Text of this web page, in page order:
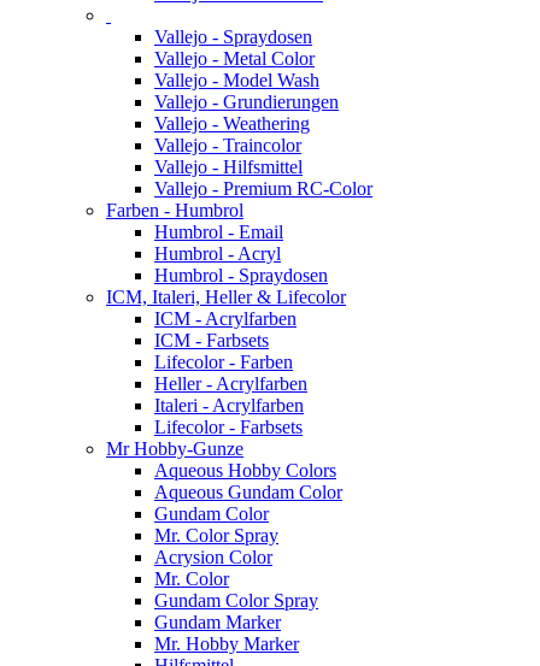
Vallejo - Spraydosen
Vallejo - Metal Color
Vallejo - Model Wash
Vallejo - Grundierungen
Vallejo - Weathering
Vallejo - Traincolor
Vallejo - Hilfsmittel
Vallejo - Premium RC-Color
Farben - Humbrol
Humbrol - Email
Humbrol - Acryl
Humbrol - Spraydosen
ICM, Italeri, Heller & Lifecolor
ICM - Acrylfarben
ICM - Farbsets
Lifecolor - Farben
Heller - Acrylfarben
Italeri - Acrylfarben
Lifecolor - Farbsets
Mr Hobby-Gunze
Aqueous Hobby Colors
Aqueous Gundam Color
Gundam Color
Mr. Color Spray
Acrysion Color
Mr. Color
Gundam Color Spray
Gundam Marker
Mr. Hobby Marker